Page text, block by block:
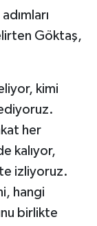
Göktaş,
kimi
her
kalıyor,
izliyoruz.
hangi
birlikte